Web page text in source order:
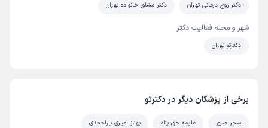
دکتر زوج درمانی تهران دکتر مشاور خانواده تهران
شهر و محله فعالیت دکتر
دکترتو تهران
برخی از پزشکان دیگر در دکترتو
سحر صبور علیمه حق پناه بهناز امیری یاراحمدی